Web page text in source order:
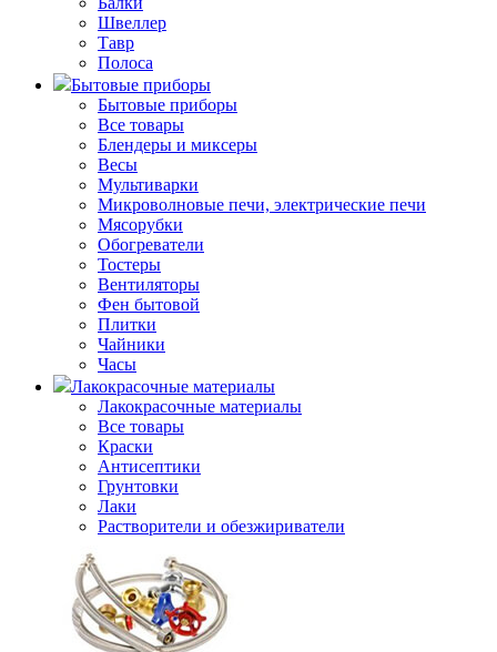
Швеллер
Тавр
Полоса
Бытовые приборы
Бытовые приборы
Все товары
Блендеры и миксеры
Весы
Мультиварки
Микроволновые печи, электрические печи
Мясорубки
Обогреватели
Тостеры
Вентиляторы
Фен бытовой
Плитки
Чайники
Часы
Лакокрасочные материалы
Лакокрасочные материалы
Все товары
Краски
Антисептики
Грунтовки
Лаки
Растворители и обезжириватели